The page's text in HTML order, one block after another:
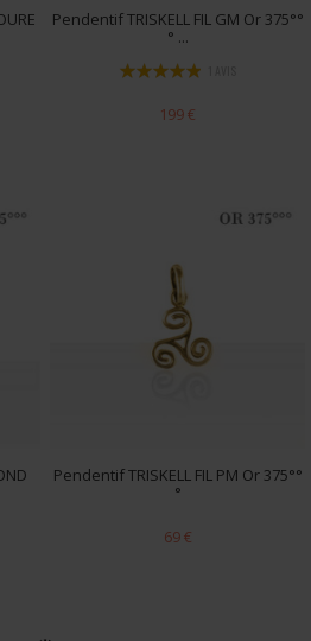
Pendentif TRISKELL FIL GM Or 375°°
° ...
199 €
Pendentif TRISKELL FIL PM Or 375°°
°
69 €